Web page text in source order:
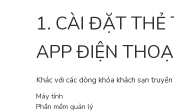
1. CÀI ĐẶT THẺ
APP ĐIỆN
Khác với các dòng khóa khách sạn
Máy tính
Phần mềm quản lý